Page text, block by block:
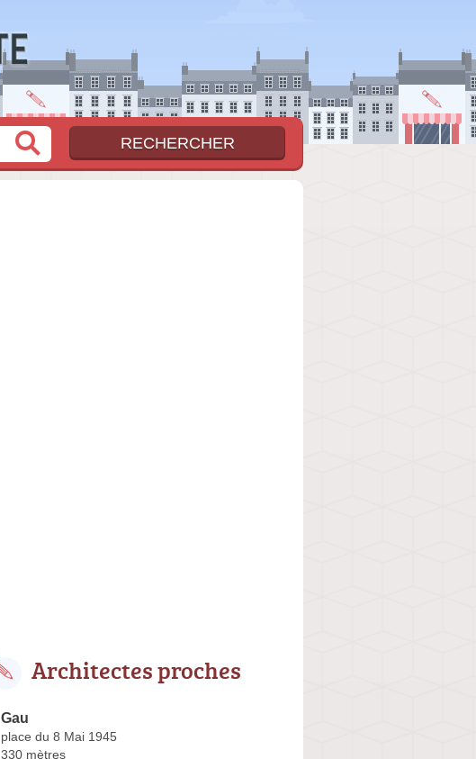
Architectes proches
Gau
place du 8 Mai 1945
330 mètres